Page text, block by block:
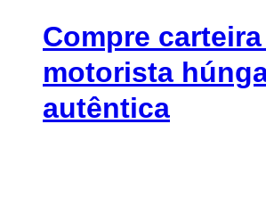
Compre
motorista
autêntica